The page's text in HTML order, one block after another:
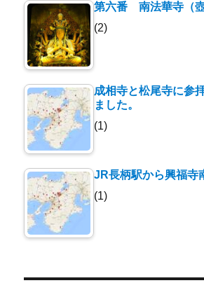
第六番 南法華寺（壺
(2)
成相寺と松尾寺に参
ました。
(1)
JR長柄駅から興福寺
(1)